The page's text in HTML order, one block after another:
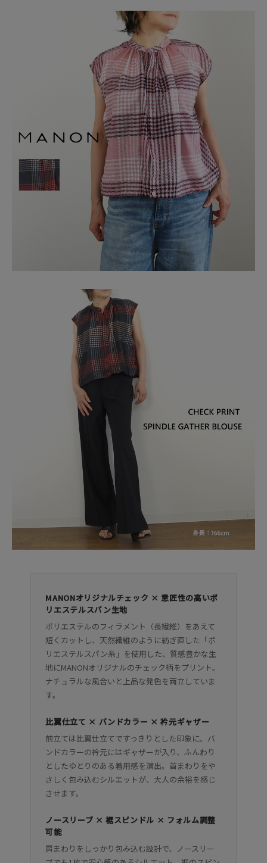
MANONオリジナルチェック × 意匠性の高いポ
リエステルスパン生地
ポリエステルのフィラメント（長繊維）をあえて
短くカットし、天然繊維のように紡ぎ直した「ポ
リエステルスパン糸」を使用した、質感豊かな生
地にMANONオリジナルのチェック柄をプリント。
ナチュラルな風合いと上品な発色を両立していま
す。
比翼仕立て × バンドカラー × 衿元ギャザー
前立ては比翼仕立てですっきりとした印象に。バ
ンドカラーの衿元にはギャザーが入り、ふんわり
としたゆとりのある着用感を演出。首まわりをや
さしく包み込むシルエットが、大人の余裕を感じ
させます。
ノースリーブ × 裾スピンドル × フォルム調整
可能
肩まわりをしっかり包み込む設計で、ノースリー